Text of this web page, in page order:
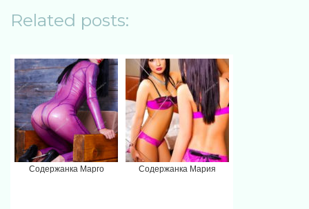
Related posts:
Содержанка Марго Содержанка Мария